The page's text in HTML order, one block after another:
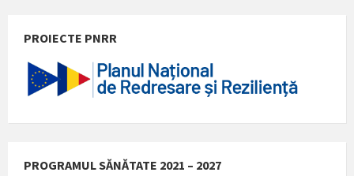
PROIECTE PNRR
PROGRAMUL SĂNĂTATE 2021 – 2027